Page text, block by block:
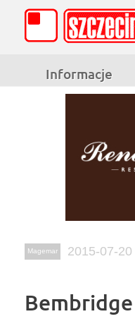
Informacje
Magemar 2015-07-20